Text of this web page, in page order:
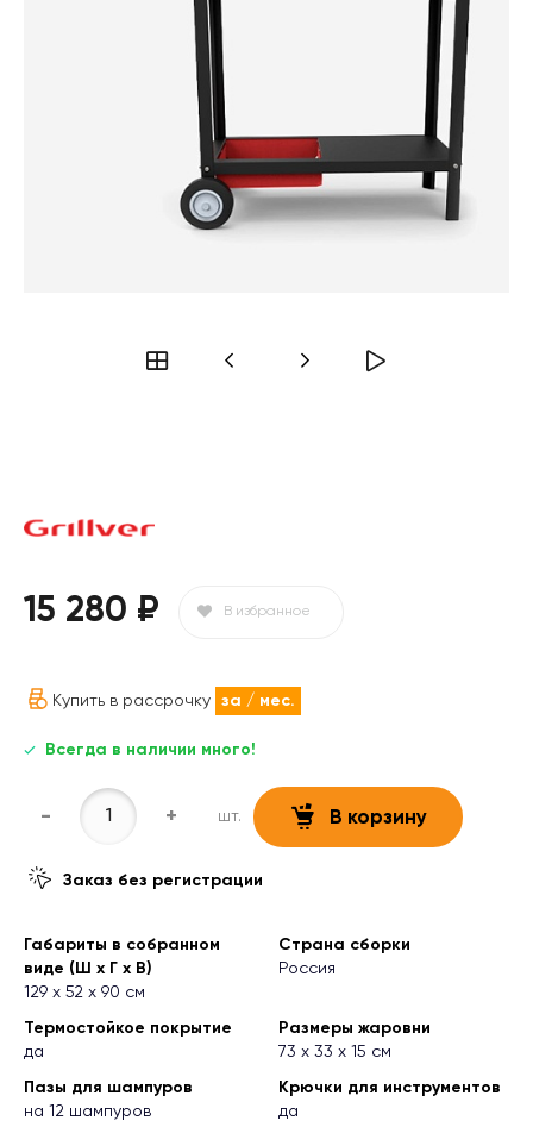
15 280 ₽ В избранное
Купить в рассрочку за / мес.
Всегда в наличии много!
- + шт. В корзину
Заказ без регистрации
Габариты в собранном
виде (Ш х Г х В)
129 х 52 х 90 см
Страна сборки
Россия
Термостойкое покрытие
да
Размеры жаровни
73 х 33 х 15 см
Пазы для шампуров
на 12 шампуров
Крючки для инструментов
да